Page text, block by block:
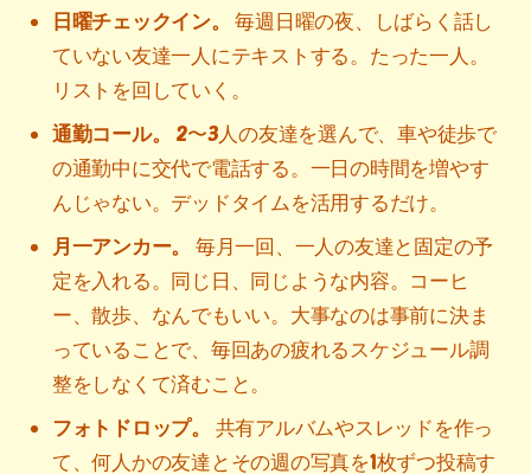
日曜チェックイン。
毎週日曜の夜、しばらく話し
ていない友達一人にテキストする。たった一人。
リストを回していく。
通勤コール。
2〜3人の友達を選んで、車や徒歩で
の通勤中に交代で電話する。一日の時間を増やす
んじゃない。デッドタイムを活用するだけ。
月一アンカー。
毎月一回、一人の友達と固定の予
定を入れる。同じ日、同じような内容。コーヒ
ー、散歩、なんでもいい。大事なのは事前に決ま
っていることで、毎回あの疲れるスケジュール調
整をしなくて済むこと。
フォトドロップ。
共有アルバムやスレッドを作っ
て、何人かの友達とその週の写真を1枚ずつ投稿す